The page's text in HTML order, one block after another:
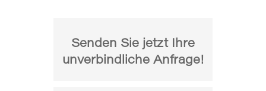
Senden Sie jetzt Ihre
unverbindliche Anfrage!